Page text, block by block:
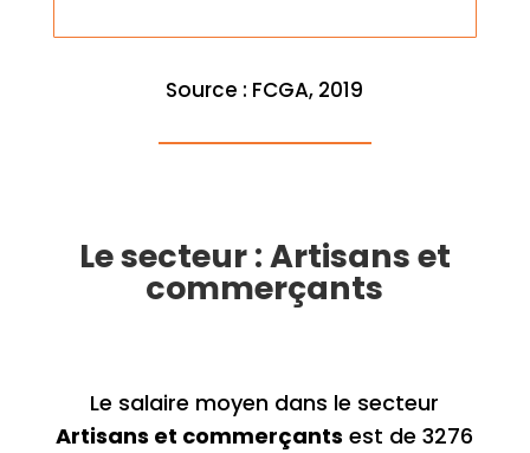
Source : FCGA, 2019
Le secteur : Artisans et
commerçants
Le salaire moyen dans le secteur
Artisans et commerçants est de 3276